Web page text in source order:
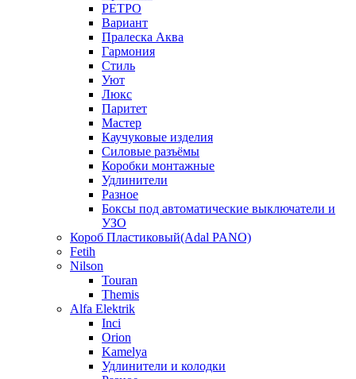
РЕТРО
Вариант
Пралеска Аква
Гармония
Стиль
Уют
Люкс
Паритет
Мастер
Каучуковые изделия
Силовые разъёмы
Коробки монтажные
Удлинители
Разное
Боксы под автоматические выключатели и
УЗО
Короб Пластиковый(Adal PANO)
Fetih
Nilson
Touran
Themis
Alfa Elektrik
Inci
Orion
Kamelya
Удлинители и колодки